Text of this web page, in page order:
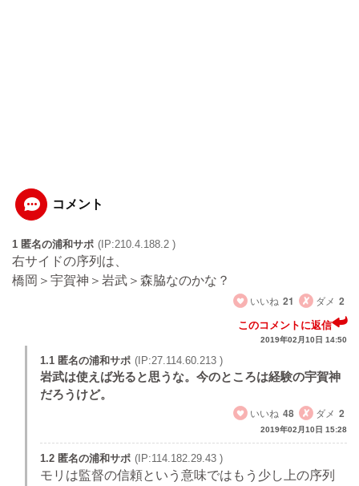
コメント
1 匿名の浦和サポ (IP:210.4.188.2 )
右サイドの序列は、
橋岡＞宇賀神＞岩武＞森脇なのかな？
いいね 21 ダメ 2
このコメントに返信
2019年02月10日 14:50
1.1 匿名の浦和サポ (IP:27.114.60.213 )
岩武は使えば光ると思うな。今のところは経験の宇賀神
だろうけど。
いいね 48 ダメ 2
2019年02月10日 15:28
1.2 匿名の浦和サポ (IP:114.182.29.43 )
モリは監督の信頼という意味ではもう少し上の序列